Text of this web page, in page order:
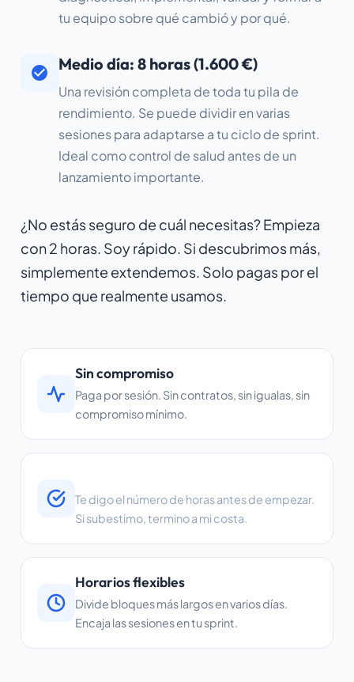
tu equipo sobre qué cambió y por qué.
Medio día: 8 horas (1.600 €)
Una revisión completa de toda tu pila de
rendimiento. Se puede dividir en varias
sesiones para adaptarse a tu ciclo de sprint.
Ideal como control de salud antes de un
lanzamiento importante.
¿No estás seguro de cuál necesitas? Empieza
con 2 horas. Soy rápido. Si descubrimos más,
simplemente extendemos. Solo pagas por el
tiempo que realmente usamos.
Sin compromiso
Paga por sesión. Sin contratos, sin igualas, sin
compromiso mínimo.
Te digo el número de horas antes de empezar.
Si subestimo, termino a mi costa.
Horarios flexibles
Divide bloques más largos en varios días.
Encaja las sesiones en tu sprint.